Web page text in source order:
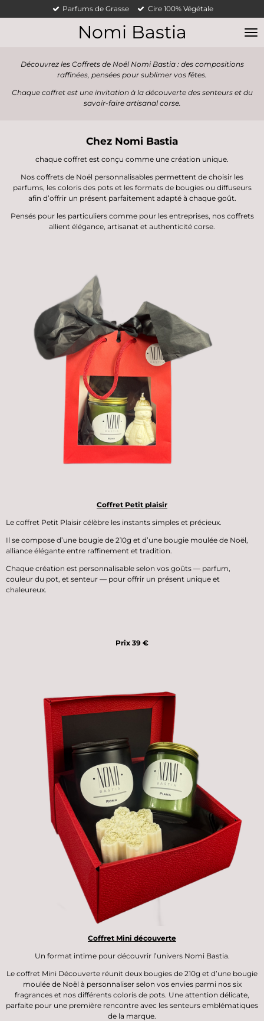
Nomi Bastia
Parfums de Grasse Cire 100% Végétale
Découvrez les Coffrets de Noël Nomi Bastia: des compositions
raffinées, pensées pour sublimer vos fêtes.
Chaque coffret est une invitation à la découverte des senteurs et du
savoir-faire artisanal corse.
Chez Nomi Bastia
chaque coffret est conçu comme une création unique.
Nos coffrets de Noël personnalisables permettent de choisir les
parfums, les coloris des potset les formatsde bougies ou diffuseurs
afin d’offrir un présent parfaitement adapté à chaque goût.
Pensés pour les particuliers comme pour les entreprises, nos coffrets
allient élégance, artisanat et authenticité corse.
Coffret Petit plaisir
Le coffret Petit Plaisir célèbre les instants simples et précieux.
Il se compose d’une bougie de 210g et d’une bougie moulée de Noël,
alliance élégante entre raffinement et tradition.
Chaque création est personnalisable selon vos goûts — parfum,
couleur du pot, et senteur — pour offrir un présent unique et
chaleureux.
Prix 39 €
Coffret Mini découverte
Un format intime pour découvrir l’univers Nomi Bastia.
Le coffret Mini Découverte réunit deux bougies de 210g et d’une bougie
moulée de Noël à personnaliser selon vos envies parmi nos six
fragrances et nos différents coloris de pots. Une attention délicate,
parfaite pour une première rencontre avec les senteurs emblématiques
de la marque.